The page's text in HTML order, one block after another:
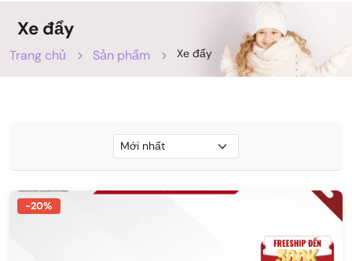
Xe đẩy
Trang chủ Sản phẩm Xe đẩy
-20%